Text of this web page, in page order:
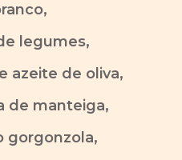
legumes,
azeite de oliva,
de manteiga,
gorgonzola,